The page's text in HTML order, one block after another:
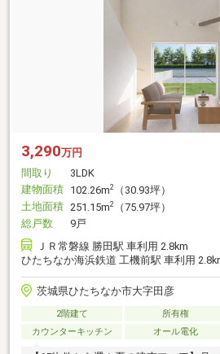
3,290万円
間取り
3LDK
建物面積 102.26m2
（30.93坪）
土地面積 251.15m2
（75.97坪）
総戸数
9戸
ＪＲ常磐線 勝田駅 車利用 2.8km
ひたちなか海浜鉄道 工機前駅 車利用
茨城県ひたちなか市大字田彦
2階建て 所有権
カウンターキッチン
オール電化